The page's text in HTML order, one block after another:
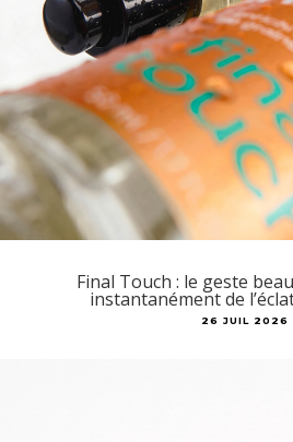
Final Touch : le geste
instantanément de
26 JUIL 2026